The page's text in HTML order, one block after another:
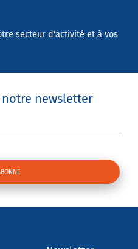
secteur d'activité et à vos
newsletter